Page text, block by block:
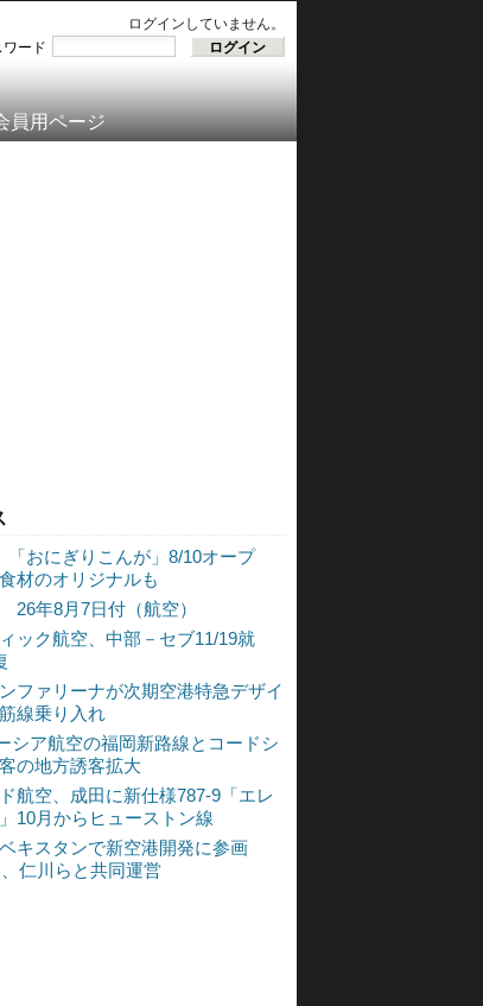
ログインしていません。
ワード
員用ページ
「おにぎりこんが」8/10オープ
材のオリジナルも
年8月7日付（航空）
ック航空、中部－セブ11/19就
ファリーナが次期空港特急デザイ
線乗り入れ
シア航空の福岡新路線とコードシ
の地方誘客拡大
航空、成田に新仕様787-9「エレ
10月からヒューストン線
キスタンで新空港開発に参画
仁川らと共同運営